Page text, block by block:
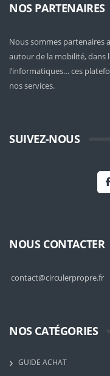
NOS PARTENAIRES
Nous sommes partenaires
autour de la mobilité, dans
l’informatiques… ces
nos services.
SUIVEZ-NOUS
NOUS CONTACTER
contact@circulerpropre.fr
NOS CATÉGORIES
GUIDE ACHAT